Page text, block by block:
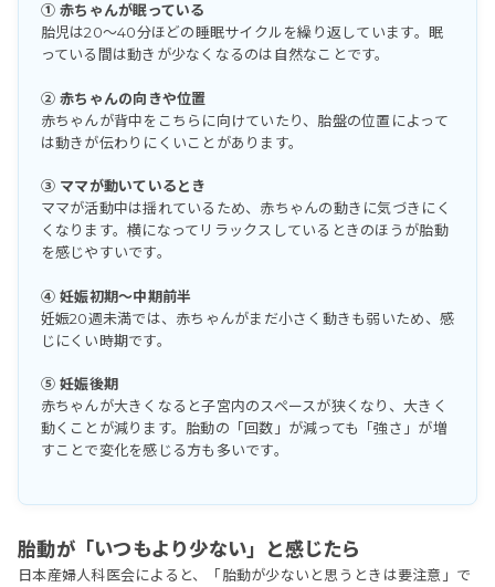
① 赤ちゃんが眠っている
胎児は20〜40分ほどの睡眠サイクルを繰り返しています。眠
っている間は動きが少なくなるのは自然なことです。
② 赤ちゃんの向きや位置
赤ちゃんが背中をこちらに向けていたり、胎盤の位置によって
は動きが伝わりにくいことがあります。
③ ママが動いているとき
ママが活動中は揺れているため、赤ちゃんの動きに気づきにく
くなります。横になってリラックスしているときのほうが胎動
を感じやすいです。
④ 妊娠初期〜中期前半
妊娠20週未満では、赤ちゃんがまだ小さく動きも弱いため、感
じにくい時期です。
⑤ 妊娠後期
赤ちゃんが大きくなると子宮内のスペースが狭くなり、大きく
動くことが減ります。胎動の「回数」が減っても「強さ」が増
すことで変化を感じる方も多いです。
胎動が「いつもより少ない」と感じたら
日本産婦人科医会によると、「胎動が少ないと思うときは要注意」で